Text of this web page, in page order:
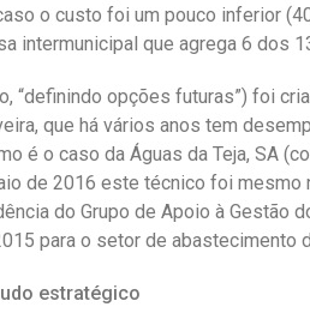
o custo foi um pouco inferior
intermunicipal que agrega 6 dos
“definindo opções futuras”) foi
que há vários anos tem
é o caso da Águas da Teja, SA
de 2016 este técnico foi
do Grupo de Apoio à Gestão
para o setor de abastecimento
estratégico